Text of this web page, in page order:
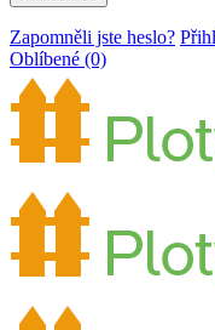
Zapomněli jste heslo?
Oblíbené (0)